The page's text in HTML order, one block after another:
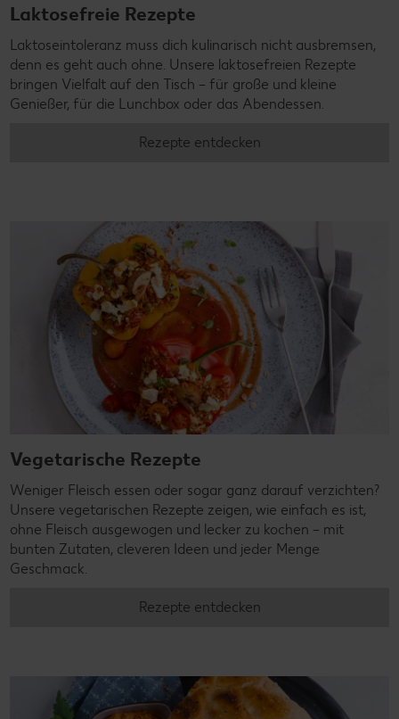
Laktosefreie Rezepte
Laktoseintoleranz muss dich kulinarisch nicht ausbremsen,
denn es geht auch ohne. Unsere laktosefreien Rezepte
bringen Vielfalt auf den Tisch – für große und kleine
Genießer, für die Lunchbox oder das Abendessen.
Rezepte entdecken
Vegetarische Rezepte
Weniger Fleisch essen oder sogar ganz darauf verzichten?
Unsere vegetarischen Rezepte zeigen, wie einfach es ist,
ohne Fleisch ausgewogen und lecker zu kochen – mit
bunten Zutaten, cleveren Ideen und jeder Menge
Geschmack.
Rezepte entdecken